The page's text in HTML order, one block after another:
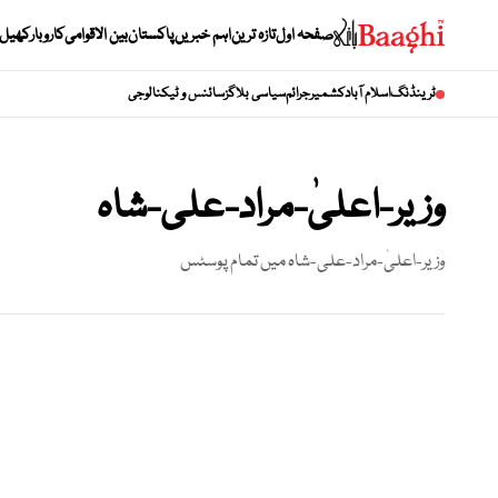
صفحہ اولتازہ تریناہم خبریںپاکستانبین الاقوامیکاروبارکھیل
ٹرینڈنگاسلام آبادکشمیرجرائمسیاسی بلاگزسائنس و ٹیکنالوجی
وزیر-اعلیٰ-مراد-علی-شاہ
وزیر-اعلیٰ-مراد-علی-شاہمیں تمام پوسٹس